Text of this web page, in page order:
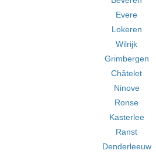
Evere
Lokeren
Wilrijk
Grimbergen
Châtelet
Ninove
Ronse
Kasterlee
Ranst
Denderleeuw